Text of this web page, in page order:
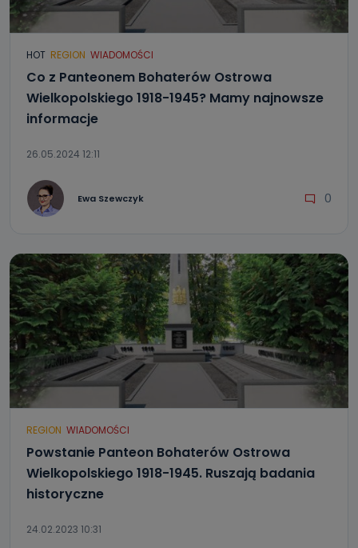
HOT REGION WIADOMOŚCI
Co z Panteonem Bohaterów Ostrowa
Wielkopolskiego 1918-1945? Mamy najnowsze
informacje
26.05.2024 12:11
Ewa Szewczyk 0
REGION WIADOMOŚCI
Powstanie Panteon Bohaterów Ostrowa
Wielkopolskiego 1918-1945. Ruszają badania
historyczne
24.02.2023 10:31